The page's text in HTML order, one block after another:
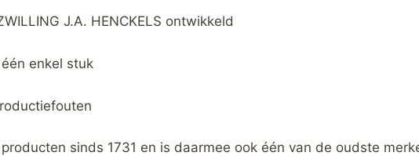
J.A. HENCKELS ontwikkeld
enkel stuk
sinds 1731 en is daarmee ook één van de oudste